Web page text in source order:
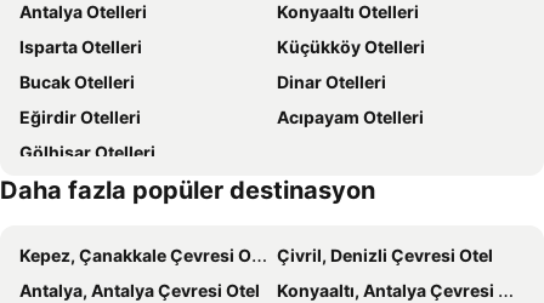
Antalya Otelleri
Konyaaltı Otelleri
Isparta Otelleri
Küçükköy Otelleri
Bucak Otelleri
Dinar Otelleri
Eğirdir Otelleri
Acıpayam Otelleri
Gölhisar Otelleri
Daha fazla popüler destinasyon
Kepez, Çanakkale Çevresi Otel
Çivril, Denizli Çevresi Otel
Antalya, Antalya Çevresi Otel
Konyaaltı, Antalya Çevresi Otel